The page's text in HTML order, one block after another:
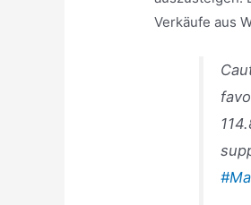
Verkäufe aus